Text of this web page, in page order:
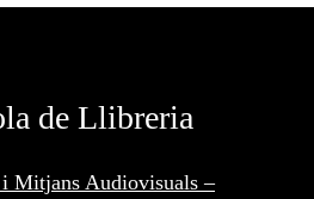
de Llibreria
Mitjans Audiovisuals –